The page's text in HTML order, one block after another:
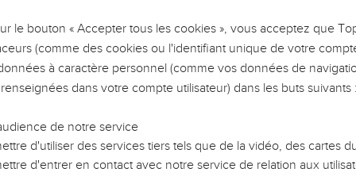
וַיָּ֥שֶׂם אֶת־הָאֶחָ֖ד
וַיְהִ֛י הַדָּבָ֥ר הַזֶּ֖ה לְחַטָּ֑את
וַיַּ֖עַשׂ אֶת־בֵּ֣ית בָּמ֑וֹת וַיַּ֤עַשׂ כֹּֽהֲנִים֙ מִקְצ֣וֹת
בַּחֹ֣דֶשׁ הַשְּׁמִינִ֣י בַּחֲמִשָּֽׁה־עָשָׂר֩ י֨וֹם ׀ לַחֹ֜דֶשׁ כֶּחָ֣ג ׀ אֲשֶׁ֣ר בִּיהוּדָ֗ה וַיַּ֙עַל֙
לְזַבֵּ֖חַ לָעֲגָלִ֣ים אֲשֶׁר־עָשָׂ֑ה וְהֶעֱמִיד֙ בְּבֵ֣ית אֵ֔ל
est condamné
בְּבֵֽית־אֵ֗ל בַּחֲמִשָּׁ֨ה עָשָׂ֥ר יוֹם֙ בַּחֹ֣דֶשׁ הַשְּׁמִינִ֔י בַּחֹ֖דֶשׁ אֲשֶׁר־בָּדָ֣א
le bouton « Accepter tous les cookies », vous acceptez que
(comme des cookies ou l'identifiant unique de votre
à caractère personnel (comme vos données de
dans votre compte utilisateur) dans les buts suivants :
de notre service
d'utiliser des services tiers tels que de la vidéo, des cartes
d'entrer en contact avec notre service de relation aux